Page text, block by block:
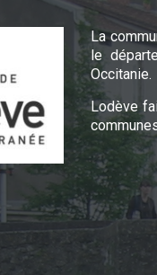
La
le
Occitanie.
Lodève